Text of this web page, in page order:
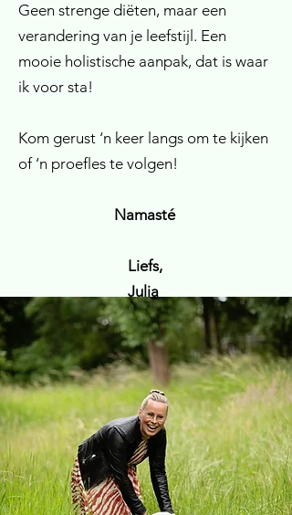
Geen strenge diëten, maar een
verandering van je leefstijl. Een
mooie holistische aanpak, dat is waar
ik voor sta!
Kom gerust ‘n keer langs om te kijken
of ‘n proefles te volgen!
Namasté
Liefs,
Julia